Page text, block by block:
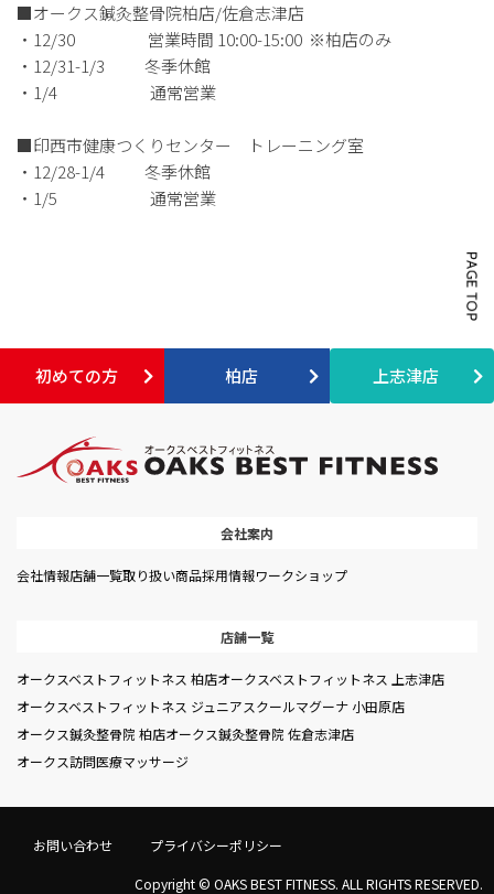
■オークス鍼灸整骨院柏店/佐倉志津店
・12/30 営業時間 10:00-15:00 ※柏店のみ
・12/31-1/3 冬季休館
・1/4 通常営業
■印西市健康つくりセンター トレーニング室
・12/28-1/4 冬季休館
・1/5 通常営業
初めての方 柏店 上志津店
会社案内
会社情報店舗一覧取り扱い商品採用情報ワークショップ
店舗一覧
オークスベストフィットネス 柏店オークスベストフィットネス 上志津店
オークスベストフィットネス ジュニアスクールマグーナ 小田原店
オークス鍼灸整骨院 柏店オークス鍼灸整骨院 佐倉志津店
オークス訪問医療マッサージ
お問い合わせ プライバシーポリシー
Copyright © OAKS BEST FITNESS. ALL RIGHTS RESERVED.